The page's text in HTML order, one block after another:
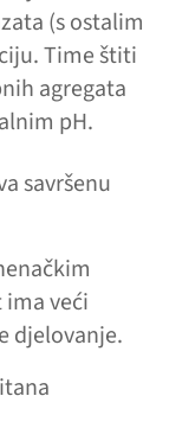
(s ostalim
Time štiti
agregata
pH.
savršenu
veći
djelovanje.